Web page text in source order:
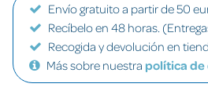
Envío gratuito a partir de 50
Recíbelo en 48 horas.
Recogida y devolución en
Más sobre nuestra política de